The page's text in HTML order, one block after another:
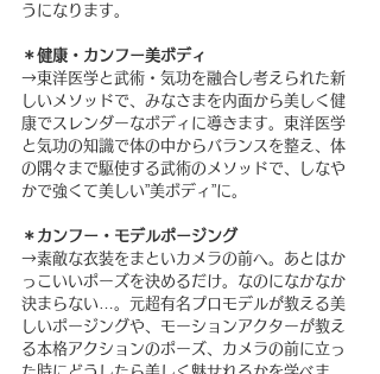
うになります。
＊健康・カンフー美ボディ
→東洋医学と武術・気功を融合し考えられた新
しいメソッドで、みなさまを内面から美しく健
康でスレンダーなボディに導きます。東洋医学
と気功の知識で体の中からバランスを整え、体
の隅々まで駆使する武術のメソッドで、しなや
かで強くて美しい”美ボディ”に。
＊カンフー・モデルポージング
→素敵な衣装をまといカメラの前へ。あとはか
っこいいポーズを決めるだけ。なのになかなか
決まらない…。元超有名プロモデルが教える美
しいポージングや、モーションアクターが教え
る本格アクションのポーズ、カメラの前に立っ
た時にどうしたら美しく魅せれるかを学べま